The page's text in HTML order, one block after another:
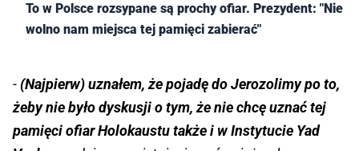
To w Polsce rozsypane są prochy ofiar. Prezydent: "Nie
wolno nam miejsca tej pamięci zabierać"
- (Najpierw) uznałem, że pojadę do Jerozolimy po to,
żeby nie było dyskusji o tym, że nie chcę uznać tej
pamięci ofiar Holokaustu także i w Instytucie Yad